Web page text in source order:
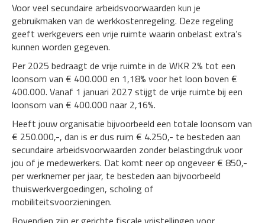
Voor veel secundaire arbeidsvoorwaarden kun je
gebruikmaken van de werkkostenregeling. Deze regeling
geeft werkgevers een vrije ruimte waarin onbelast extra’s
kunnen worden gegeven.
Per 2025 bedraagt de vrije ruimte in de WKR 2% tot een
loonsom van € 400.000 en 1,18% voor het loon boven €
400.000. Vanaf 1 januari 2027 stijgt de vrije ruimte bij een
loonsom van € 400.000 naar 2,16%.
Heeft jouw organisatie bijvoorbeeld een totale loonsom van
€ 250.000,-, dan is er dus ruim € 4.250,- te besteden aan
secundaire arbeidsvoorwaarden zonder belastingdruk voor
jou of je medewerkers. Dat komt neer op ongeveer € 850,-
per werknemer per jaar, te besteden aan bijvoorbeeld
thuiswerkvergoedingen, scholing of
mobiliteitsvoorzieningen.